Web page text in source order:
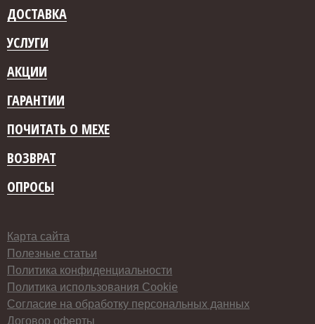
ДОСТАВКА
УСЛУГИ
АКЦИИ
ГАРАНТИИ
ПОЧИТАТЬ О МЕХЕ
ВОЗВРАТ
ОПРОСЫ
Карта сайта
Полезные статьи
Политика конфиденциальности
Политика использования Cookie
Согласие на обработку персональных данных
Договор оферты